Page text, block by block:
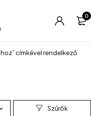
0
címkével rendelkező